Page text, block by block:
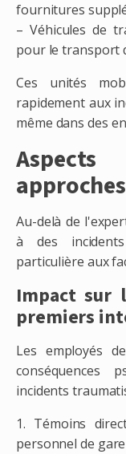
fournitures
– Véhicules de
pour le transport
Ces unités
rapidement aux
même dans des
Au-delà de
à des
particulière aux
Impact sur
premiers
Les employés
conséquences
incidents
1. Témoins
personnel de